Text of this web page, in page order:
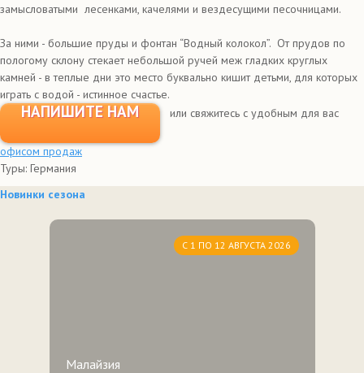
замысловатыми лесенками, качелями и вездесущими песочницами.
За ними - большие пруды и фонтан “Водный колокол”. От прудов по
пологому склону стекает небольшой ручей меж гладких круглых
камней - в теплые дни это место буквально кишит детьми, для которых
играть с водой - истинное счастье.
НАПИШИТЕ НАМ или свяжитесь с удобным для вас
офисом продаж
Туры: Германия
Новинки сезона
С 1 ПО 12 АВГУСТА 2026
Малайзия